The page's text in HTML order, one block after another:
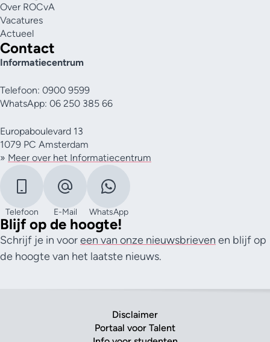
Over ROCvA
Vacatures
Actueel
Contact
Informatiecentrum
Telefoon: 0900 9599
WhatsApp: 06 250 385 66
Europaboulevard 13
1079 PC Amsterdam
» Meer over het Informatiecentrum
Telefoon E-Mail WhatsApp
Blijf op de hoogte!
Schrijf je in vooreen van onze nieuwsbrieven en blijf op
de hoogte van het laatste nieuws.
Disclaimer
Portaal voor Talent